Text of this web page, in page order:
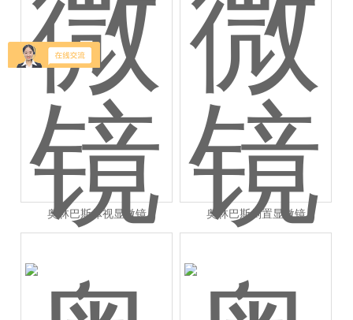
奥林巴斯体视显微镜 奥林巴斯倒置显微镜